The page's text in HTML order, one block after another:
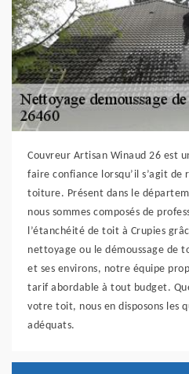
Couvreur Artisan Winaud 26 est
faire confiance lorsqu’il s’agit
toiture. Présent dans le
nous sommes composés de
l’étanchéité de toit à Crupies
nettoyage ou le démoussage de
et ses environs, notre équipe
tarif abordable à tout budget.
votre toit, nous en disposons les
adéquats.